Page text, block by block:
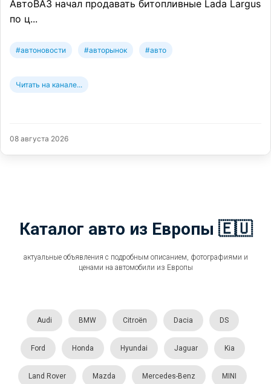
АвтоВАЗ начал продавать битопливные Lada Largus
по ц...
#автоновости #авторынок #авто
Читать на канале...
08 августа 2026
Каталог авто из Европы 🇪🇺
актуальные объявления с подробным описанием, фотографиями и
ценами на автомобили из Европы
Audi BMW Citroën Dacia DS
Ford Honda Hyundai Jaguar Kia
Land Rover Mazda Mercedes-Benz MINI